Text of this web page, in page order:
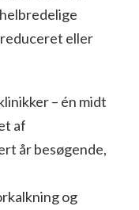
eller
– én midt
af
år besøgende,
og